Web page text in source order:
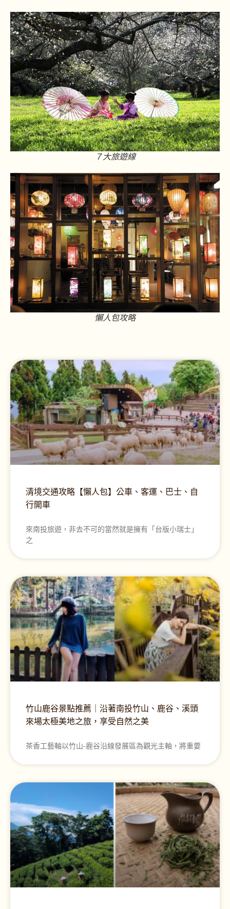
７大旅遊線
懶人包攻略
清境交通攻略【懶人包】公車、客運、巴士、自
行開車
來南投旅遊，非去不可的當然就是擁有「台版小瑞士」
之
竹山鹿谷景點推薦｜沿著南投竹山、鹿谷、溪頭
來場太極美地之旅，享受自然之美
茶香工藝軸以竹山-鹿谷沿線發展區為觀光主軸，將重要